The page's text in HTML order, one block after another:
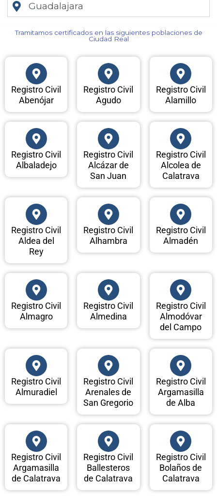
Guadalajara
Tramitamos certificados en las siguientes poblaciones de
Ciudad Real​
Registro Civil
Abenójar
Registro Civil
Agudo
Registro Civil
Alamillo
Registro Civil
Albaladejo
Registro Civil
Alcázar de
San Juan
Registro Civil
Alcolea de
Calatrava
Registro Civil
Aldea del
Rey
Registro Civil
Alhambra
Registro Civil
Almadén
Registro Civil
Almagro
Registro Civil
Almedina
Registro Civil
Almodóvar
del Campo
Registro Civil
Almuradiel
Registro Civil
Arenales de
San Gregorio
Registro Civil
Argamasilla
de Alba
Registro Civil
Argamasilla
de Calatrava
Registro Civil
Ballesteros
de Calatrava
Registro Civil
Bolaños de
Calatrava